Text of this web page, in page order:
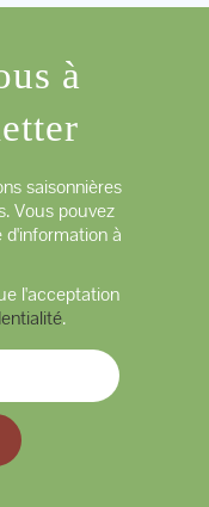
à
saisonnières
Vous pouvez
à
l'acceptation
.